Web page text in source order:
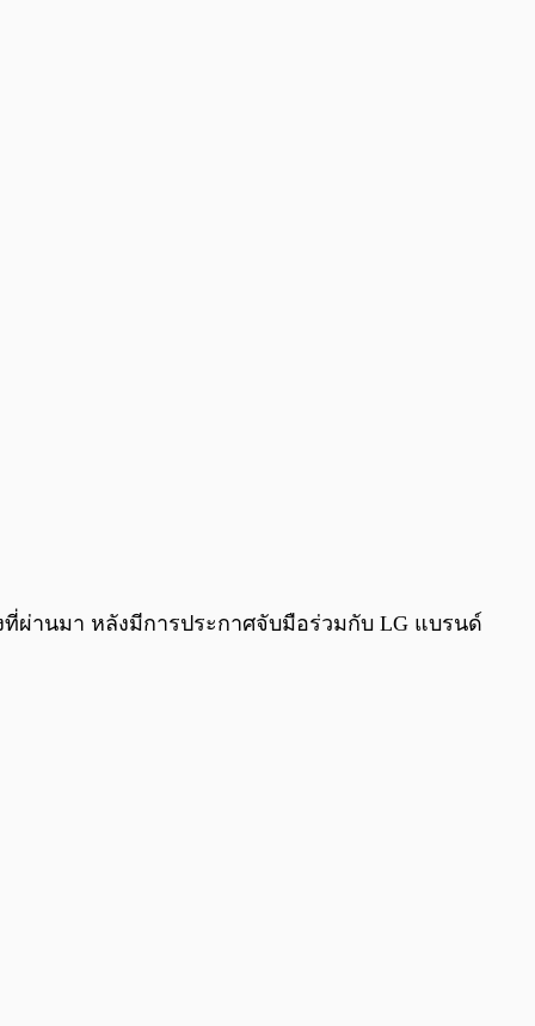
ผ่านมา หลังมีการประกาศจับมือร่วมกับ LG แบรนด์